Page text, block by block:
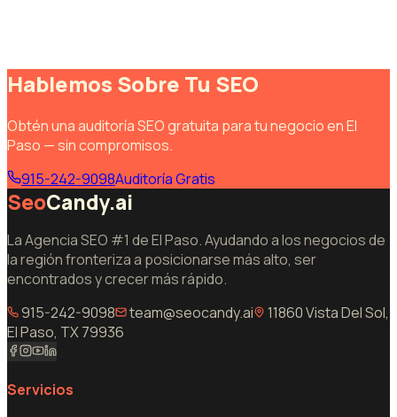
Hablemos Sobre Tu SEO
Obtén una auditoría SEO gratuita para tu negocio en El
Paso — sin compromisos.
915-242-9098Auditoría Gratis
SeoCandy.ai
La Agencia SEO #1 de El Paso. Ayudando a los negocios de
la región fronteriza a posicionarse más alto, ser
encontrados y crecer más rápido.
915-242-9098
team@seocandy.ai
11860 Vista Del Sol,
El Paso, TX 79936
Servicios